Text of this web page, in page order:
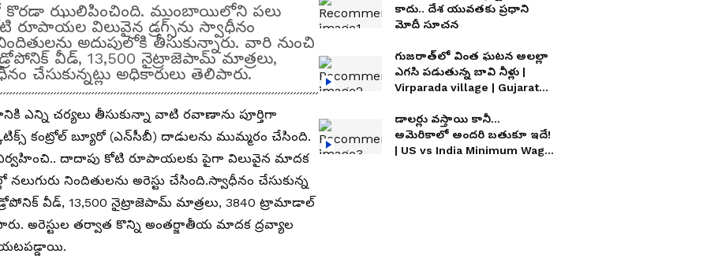
కొరడా ఝులిపించింది. ముంబాయిలోని పలు
రూపాయల విలువైన డ్రగ్స్‌ను స్వాధీనం
అదుపులోకి తీసుకున్నారు. వారి నుంచి
వీడ్, 13,500 నైట్రాజెపామ్ మాత్రలు,
చేసుకున్నట్లు అధికారులు తెలిపారు.
ఎన్ని చర్యలు తీసుకున్నా వాటి రవాణాను పూర్తిగా
కంట్రోల్ బ్యూరో (ఎన్‌సీబీ) దాడులను ముమ్మరం చేసింది.
నిర్వహించి.. దాదాపు కోటి రూపాయలకు పైగా విలువైన మాదక
నిందితులను అరెస్టు చేసింది.స్వాధీనం చేసుకున్న
వీడ్, 13,500 నైట్రాజెపామ్ మాత్రలు, 3840 ట్రామాడాల్
అరెస్టుల తర్వాత కొన్ని అంతర్జాతీయ మాదక ద్రవ్యాల
కాదు.. దేశ యువ‌త‌కు ప్ర‌ధాని
మోదీ సూచన
గుజరాత్‌లో వింత ఘటన అలల్లా
ఎగసి పడుతున్న బావి నీళ్లు |
Virparada village | Gujarat
డాలర్లు వస్తాయి కానీ...
అమెరికాలో అందరి బతుకూ ఇదే!
| US vs India Minimum Wage